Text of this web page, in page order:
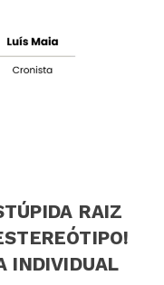
RAIZ
INDIVIDUAL